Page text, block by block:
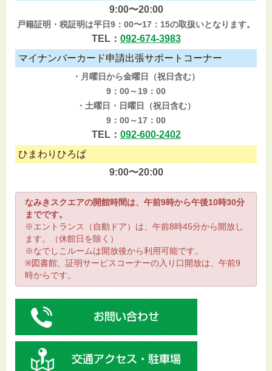
9:00〜20:00
戸籍証明・税証明は平日9：00〜17：15の取扱いとなります。
TEL： 092-674-3983
マイナンバーカード申請出張サポートコーナー
・月曜日から金曜日（祝日含む）
9：00～19：00
・土曜日・日曜日（祝日含む）
9：00～17：00
TEL： 092-600-2402
ひまわりひろば
9:00〜20:00
なみきスクエアの開館時間は、午前9時から午後10時30分
までです。
※エントランス（自動ドア）は、午前8時45分から開放し
ます。（休館日を除く）
※なでしこルームは開放後から利用可能です。
※図書館、証明サービスコーナーの入り口開放は、午前9
時からです。